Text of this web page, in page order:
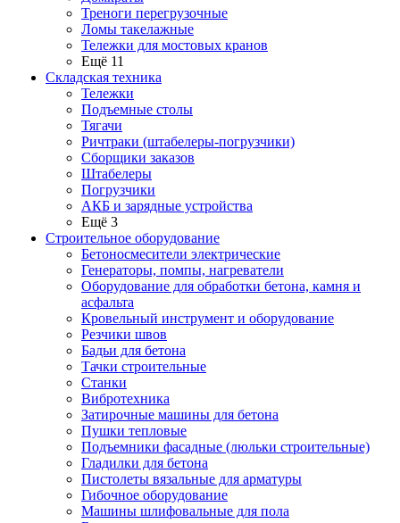
Треноги перегрузочные
Ломы такелажные
Тележки для мостовых кранов
Ещё 11
Складская техника
Тележки
Подъемные столы
Тягачи
Ричтраки (штабелеры-погрузчики)
Сборщики заказов
Штабелеры
Погрузчики
АКБ и зарядные устройства
Ещё 3
Строительное оборудование
Бетоносмесители электрические
Генераторы, помпы, нагреватели
Оборудование для обработки бетона, камня и
асфальта
Кровельный инструмент и оборудование
Резчики швов
Бадьи для бетона
Тачки строительные
Станки
Вибротехника
Затирочные машины для бетона
Пушки тепловые
Подъемники фасадные (люльки строительные)
Гладилки для бетона
Пистолеты вязальные для арматуры
Гибочное оборудование
Машины шлифовальные для пола